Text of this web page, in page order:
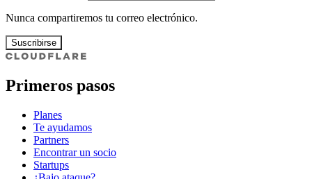
Nunca compartiremos tu correo electrónico.
Suscribirse
Primeros pasos
Planes
Te ayudamos
Partners
Encontrar un socio
Startups